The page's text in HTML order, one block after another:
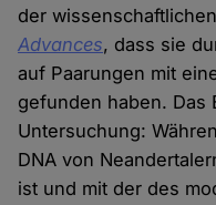
der
Advances, dass sie
auf Paarungen mit
gefunden haben. Das
Untersuchung:
DNA von
ist und mit der des